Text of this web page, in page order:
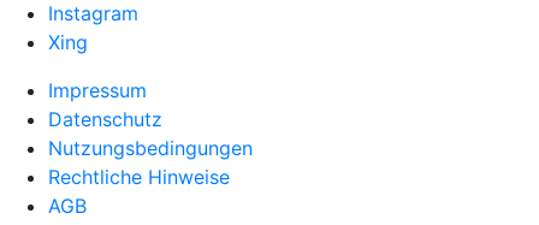
Instagram
Xing
Impressum
Datenschutz
Nutzungsbedingungen
Rechtliche Hinweise
AGB